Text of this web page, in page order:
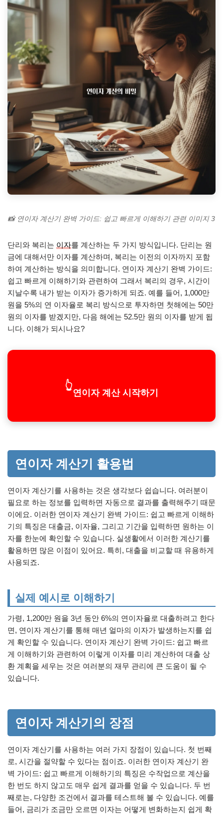
📸 연이자 계산기 완벽 가이드: 쉽고 빠르게 이해하기 관련 이미지 3
단리와 복리는 이자를 계산하는 두 가지 방식입니다. 단리는 원
금에 대해서만 이자를 계산하며, 복리는 이전의 이자까지 포함
하여 계산하는 방식을 의미합니다. 연이자 계산기 완벽 가이드:
쉽고 빠르게 이해하기와 관련하여 그래서 복리의 경우, 시간이
지날수록 내가 받는 이자가 증가하게 되죠. 예를 들어, 1,000만
원을 5%의 연 이자율로 복리 방식으로 투자하면 첫해에는 50만
원의 이자를 받겠지만, 다음 해에는 52.5만 원의 이자를 받게 됩
니다. 이해가 되시나요?
👆
연이자 계산 시작하기
연이자 계산기 활용법
연이자 계산기를 사용하는 것은 생각보다 쉽습니다. 여러분이
필요로 하는 정보를 입력하면 자동으로 결과를 출력해주기 때문
이에요. 이러한 연이자 계산기 완벽 가이드: 쉽고 빠르게 이해하
기의 특징은 대출금, 이자율, 그리고 기간을 입력하면 원하는 이
자를 한눈에 확인할 수 있습니다. 실생활에서 이러한 계산기를
활용하면 많은 이점이 있어요. 특히, 대출을 비교할 때 유용하게
사용되죠.
실제 예시로 이해하기
가령, 1,200만 원을 3년 동안 6%의 연이자율로 대출하려고 한다
면, 연이자 계산기를 통해 매년 얼마의 이자가 발생하는지를 쉽
게 확인할 수 있습니다. 연이자 계산기 완벽 가이드: 쉽고 빠르
게 이해하기와 관련하여 이렇게 이자를 미리 계산하여 대출 상
환 계획을 세우는 것은 여러분의 재무 관리에 큰 도움이 될 수
있습니다.
연이자 계산기의 장점
연이자 계산기를 사용하는 여러 가지 장점이 있습니다. 첫 번째
로, 시간을 절약할 수 있다는 점이죠. 이러한 연이자 계산기 완
벽 가이드: 쉽고 빠르게 이해하기의 특징은 수작업으로 계산을
한 번도 하지 않고도 매우 쉽게 결과를 얻을 수 있습니다. 두 번
째로는, 다양한 조건에서 결과를 테스트해 볼 수 있습니다. 예를
들어, 금리가 조금만 오르면 이자는 어떻게 변화하는지 쉽게 확